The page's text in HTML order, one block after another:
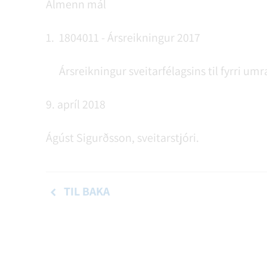
Almenn mál
1. 1804011 - Ársreikningur 2017
Ársreikningur sveitarfélagsins til fyrri
9. apríl 2018
Ágúst Sigurðsson, sveitarstjóri.
TIL BAKA